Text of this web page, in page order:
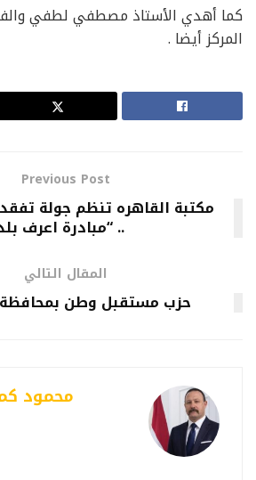
كما أهدي الأستاذ مصطفي لطفي
المركز أيضا .
Previous Post
مكتبة القاهره تنظم جولة
.. “مبادرة اعرف
المقال التالي
حزب مستقبل وطن بمحافظة
محمود